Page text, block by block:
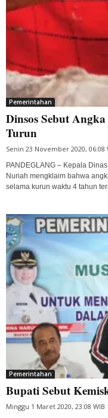
Pemerintahan
Dinsos Sebut
Turun
Senin 23 November 2020, 06:08
PANDEGLANG – Kepala
Nuriah mengklaim bahwa
selama kurun waktu 4 tahun
Pemerintahan
Bupati Sebut
Minggu 1 Maret 2020, 23:08 WIB